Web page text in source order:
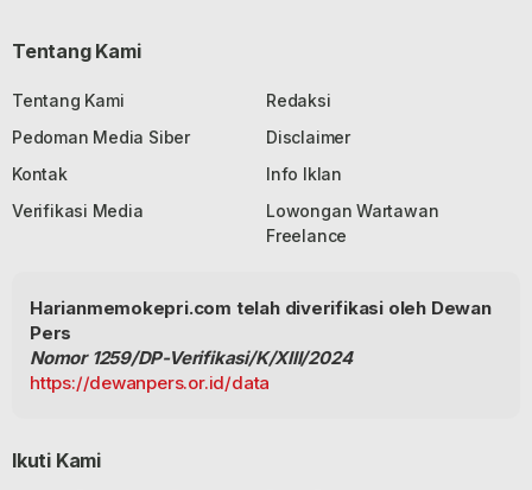
Tentang Kami
Tentang Kami
Redaksi
Pedoman Media Siber
Disclaimer
Kontak
Info Iklan
Verifikasi Media
Lowongan Wartawan
Freelance
Harianmemokepri.com telah diverifikasi oleh Dewan
Pers
Nomor 1259/DP-Verifikasi/K/XIII/2024
https://dewanpers.or.id/data
Ikuti Kami